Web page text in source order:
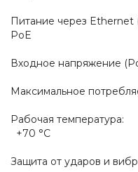
Питание через
PoE
Входное
Максимальное
Рабочая
+70 °C
Защита от